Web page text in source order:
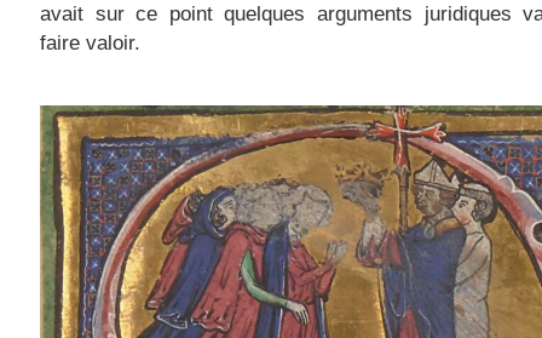
avait sur ce point quelques arguments juridiques
faire valoir.